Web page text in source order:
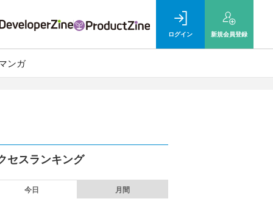
ログイン 新規会員登録
ンガ
セスランキング
今日 月間